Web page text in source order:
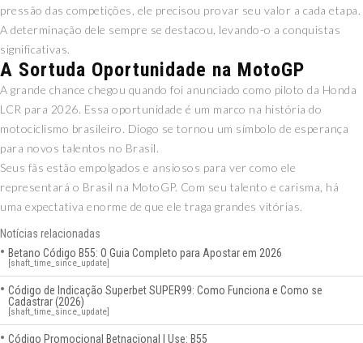
pressão das competições, ele precisou provar seu valor a cada etapa.
A determinação dele sempre se destacou, levando-o a conquistas
significativas.
A Sortuda Oportunidade na MotoGP
A grande chance chegou quando foi anunciado como piloto da Honda
LCR para 2026. Essa oportunidade é um marco na história do
motociclismo brasileiro. Diogo se tornou um símbolo de esperança
para novos talentos no Brasil.
Seus fãs estão empolgados e ansiosos para ver como ele
representará o Brasil na MotoGP. Com seu talento e carisma, há
uma expectativa enorme de que ele traga grandes vitórias.
Notícias relacionadas
Betano Código B55: O Guia Completo para Apostar em 2026
[shaft_time_since_update]
Código de Indicação Superbet SUPER99: Como Funciona e Como se
Cadastrar (2026)
[shaft_time_since_update]
Código Promocional Betnacional | Use: B55